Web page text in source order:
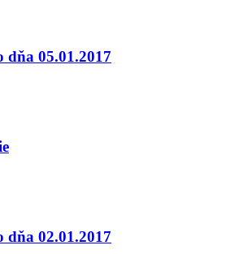
dňa 05.01.2017
dňa 02.01.2017